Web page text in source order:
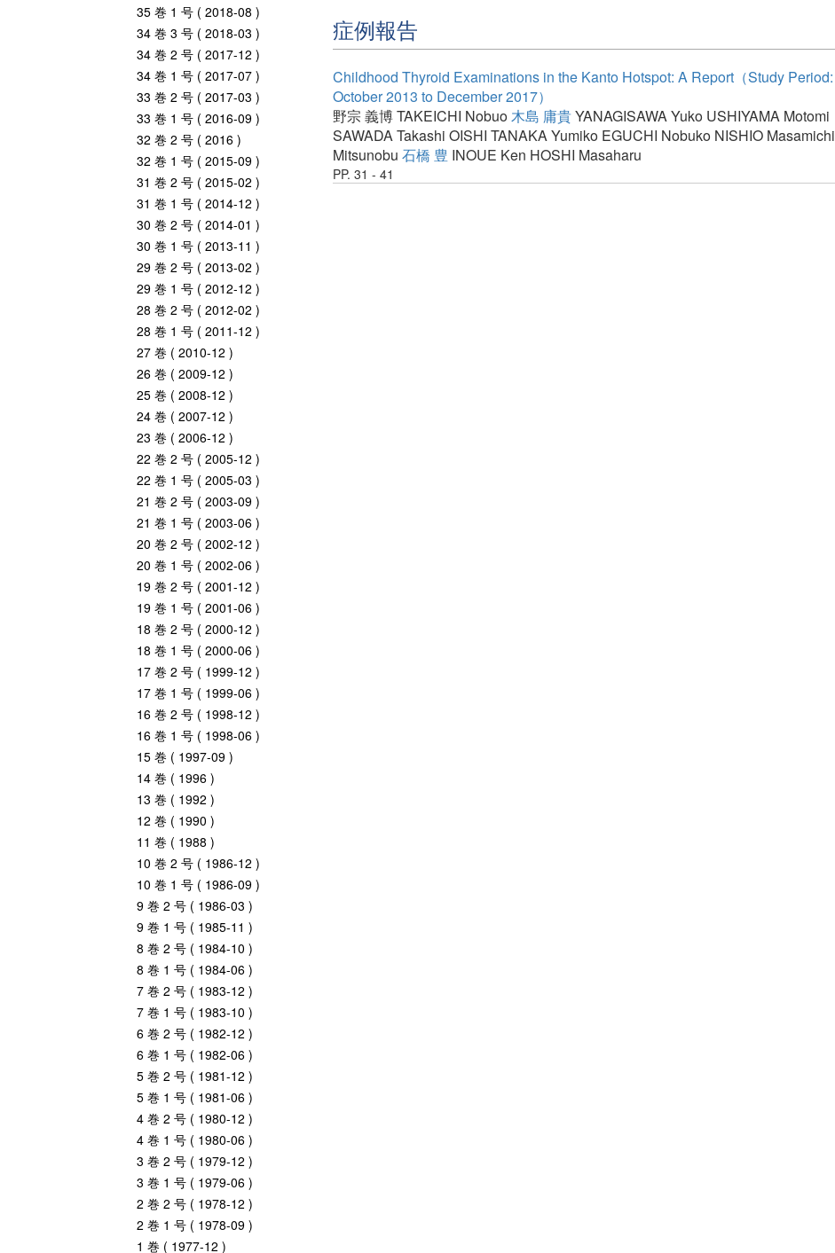
35 巻 1 号 ( 2018-08 )
34 巻 3 号 ( 2018-03 )
34 巻 2 号 ( 2017-12 )
34 巻 1 号 ( 2017-07 )
33 巻 2 号 ( 2017-03 )
33 巻 1 号 ( 2016-09 )
32 巻 2 号 ( 2016 )
32 巻 1 号 ( 2015-09 )
31 巻 2 号 ( 2015-02 )
31 巻 1 号 ( 2014-12 )
30 巻 2 号 ( 2014-01 )
30 巻 1 号 ( 2013-11 )
29 巻 2 号 ( 2013-02 )
29 巻 1 号 ( 2012-12 )
28 巻 2 号 ( 2012-02 )
28 巻 1 号 ( 2011-12 )
27 巻 ( 2010-12 )
26 巻 ( 2009-12 )
25 巻 ( 2008-12 )
24 巻 ( 2007-12 )
23 巻 ( 2006-12 )
22 巻 2 号 ( 2005-12 )
22 巻 1 号 ( 2005-03 )
21 巻 2 号 ( 2003-09 )
21 巻 1 号 ( 2003-06 )
20 巻 2 号 ( 2002-12 )
20 巻 1 号 ( 2002-06 )
19 巻 2 号 ( 2001-12 )
19 巻 1 号 ( 2001-06 )
18 巻 2 号 ( 2000-12 )
18 巻 1 号 ( 2000-06 )
17 巻 2 号 ( 1999-12 )
17 巻 1 号 ( 1999-06 )
16 巻 2 号 ( 1998-12 )
16 巻 1 号 ( 1998-06 )
15 巻 ( 1997-09 )
14 巻 ( 1996 )
13 巻 ( 1992 )
12 巻 ( 1990 )
11 巻 ( 1988 )
10 巻 2 号 ( 1986-12 )
10 巻 1 号 ( 1986-09 )
9 巻 2 号 ( 1986-03 )
9 巻 1 号 ( 1985-11 )
8 巻 2 号 ( 1984-10 )
8 巻 1 号 ( 1984-06 )
7 巻 2 号 ( 1983-12 )
7 巻 1 号 ( 1983-10 )
6 巻 2 号 ( 1982-12 )
6 巻 1 号 ( 1982-06 )
5 巻 2 号 ( 1981-12 )
5 巻 1 号 ( 1981-06 )
4 巻 2 号 ( 1980-12 )
4 巻 1 号 ( 1980-06 )
3 巻 2 号 ( 1979-12 )
3 巻 1 号 ( 1979-06 )
2 巻 2 号 ( 1978-12 )
2 巻 1 号 ( 1978-09 )
1 巻 ( 1977-12 )
症例報告
Childhood Thyroid Examinations in the Kanto Hotspot: A Report（Study Period:
October 2013 to December 2017）
野宗 義博TAKEICHI Nobuo木島 庸貴YANAGISAWA Yuko USHIYAMA Motomi
SAWADA Takashi OISHI TANAKA Yumiko EGUCHI Nobuko NISHIO Masamichi
Mitsunobu 石橋 豊 INOUE Ken HOSHI Masaharu
PP. 31 - 41